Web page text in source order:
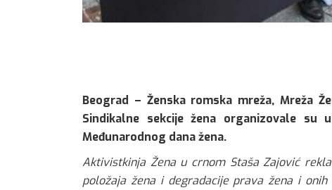
Beograd – Ženska romska mreža, Mreža
Sindikalne sekcije žena organizovale
Međunarodnog dana žena.
Aktivistkinja Žena u crnom Staša Zajović
položaja žena i degradacije prava žena i